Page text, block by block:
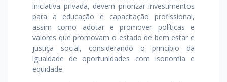
iniciativa privada, devem priorizar investimentos
para a educação e capacitação profissional,
assim como adotar e promover políticas e
valores que promovam o estado de bem estar e
justiça social, considerando o princípio da
igualdade de oportunidades com isonomia e
equidade.